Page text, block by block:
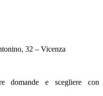
32 – Vicenza
domande e scegliere con